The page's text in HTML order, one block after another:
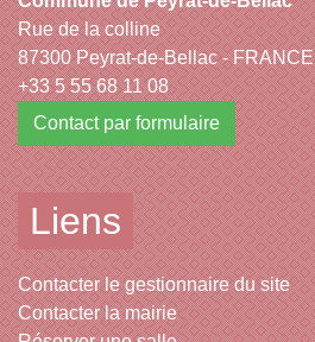
Rue de la colline
87300 Peyrat-de-Bellac - FRANCE
+33 5 55 68 11 08
Contact par formulaire
Liens
Contacter le gestionnaire du site
Contacter la mairie